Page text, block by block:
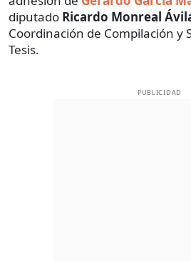
diputado Ricardo Monreal
Coordinación de Compilación y
Tesis.
PUBLICIDAD